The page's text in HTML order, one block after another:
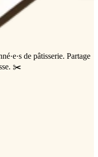
de pâtisserie. Partage
✂️